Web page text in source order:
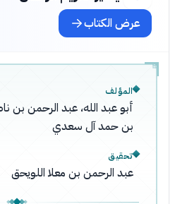
عرض الكتاب
المؤلف
أبو عبد الله، عبد الرحمن بن
بن حمد آل سعدي
تحقيق
عبد الرحمن بن معلا اللويحق